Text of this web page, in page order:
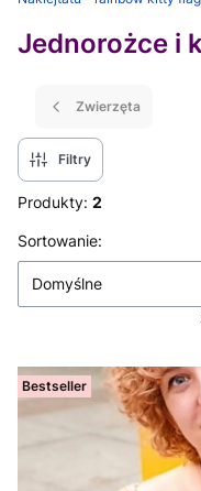
Jednorożce i
Zwierzęta
Filtry
Produkty: 2
Lista produktów
Sortowanie:
Domyślne
Bestseller